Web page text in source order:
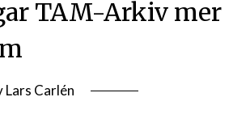
TAM-Arkiv mer
Lars Carlén